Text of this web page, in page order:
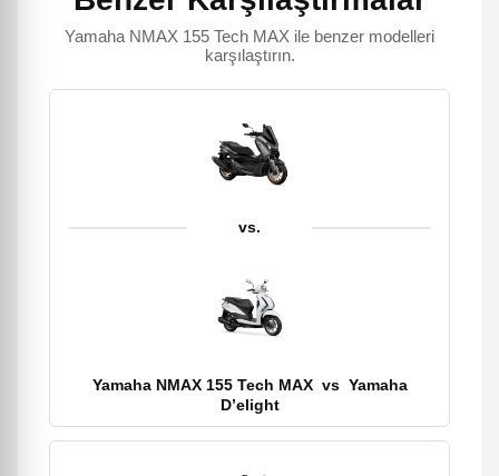
Yamaha NMAX 155 Tech MAX ile benzer modelleri
karşılaştırın.
vs.
Yamaha NMAX 155 Tech MAX vs Yamaha
D’elight